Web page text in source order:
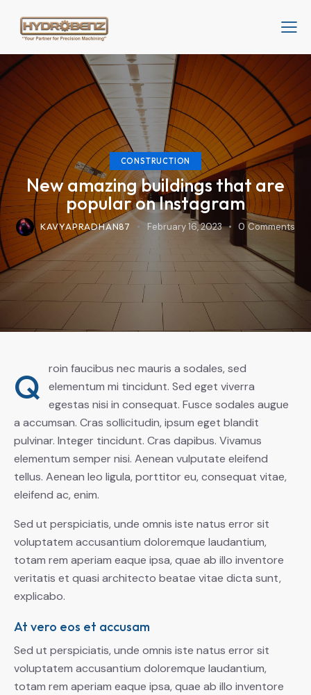
CONSTRUCTION
New amazing buildings that are
popular on Instagram
KAVYAPRADHAN87 February 16, 2023 0 Comments
Q
roin faucibus nec mauris a sodales, sed
elementum mi tincidunt. Sed eget viverra
egestas nisi in consequat. Fusce sodales augue
a accumsan. Cras sollicitudin, ipsum eget blandit
pulvinar. Integer tincidunt. Cras dapibus. Vivamus
elementum semper nisi. Aenean vulputate eleifend
tellus. Aenean leo ligula, porttitor eu, consequat vitae,
eleifend ac, enim.
Sed ut perspiciatis, unde omnis iste natus error sit
voluptatem accusantium doloremque laudantium,
totam rem aperiam eaque ipsa, quae ab illo inventore
veritatis et quasi architecto beatae vitae dicta sunt,
explicabo.
At vero eos et accusam
Sed ut perspiciatis, unde omnis iste natus error sit
voluptatem accusantium doloremque laudantium,
totam rem aperiam eaque ipsa, quae ab illo inventore